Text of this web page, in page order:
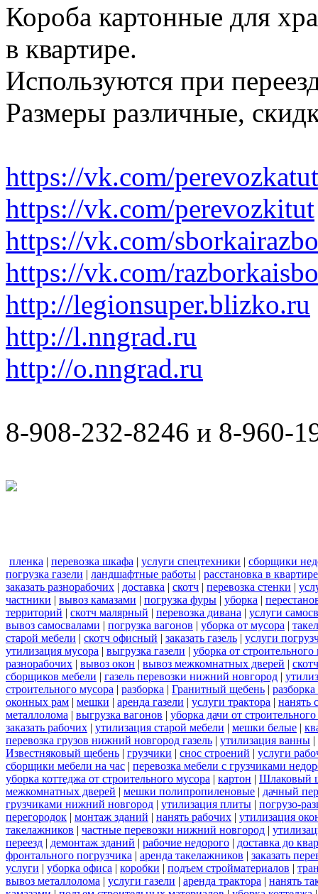
Короба картонные для
в квартире.
Используются при
Размеры различные,
https://vk.com/perevozkatut
https://vk.com/perevozkitut
https://vk.com/
https://vk.com/
http://legionsuper.blizko.ru
http://l.nngrad.ru
http://o.nngrad.ru
8-908-232-8246 и 8-960-
пленка | перевозка шкафа | услуги спецтехники | сборщики
погрузка газели | ландшафтные работы | расстановка в квартире
заказать разнорабочих | доставка | скотч | перевозка стенки |
частники | вывоз камазами | погрузка фуры | уборка |
территорий | скотч малярный | перевозка дивана | услуги
вывоз самосвалами | погрузка вагонов | уборка от мусора |
старой мебели | скотч офисный | заказать газель | услуги
утилизация мусора | выгрузка газели | уборка от строительного
разнорабочих | вывоз окон | вывоз межкомнатных дверей |
сборщиков мебели | газель перевозки нижний новгород |
строительного мусора | разборка | Гранитный щебень |
оконных рам | мешки | аренда газели | услуги трактора | нанять
металлолома | выгрузка вагонов | уборка дачи от
заказать рабочих | утилизация старой мебели | мешки белые |
перевозка грузов нижний новгород газель | утилизация ванны |
Известняковый щебень | грузчики | снос строений | услуги
сборщики мебели на час | перевозка мебели с грузчиками
уборка коттеджа от строительного мусора | картон | Шлаковый
межкомнатных дверей | мешки полипропиленовые | дачный
грузчиками нижний новгород | утилизация плиты | погрузо-
перегородок | монтаж зданий | нанять рабочих | утилизация
такелажников | частные перевозки нижний новгород |
переезд | демонтаж зданий | рабочие недорого | доставка до
фронтального погрузчика | аренда такелажников | заказать
услуги | уборка офиса | коробки | подъем стройматериалов |
вывоз металлолома | услуги газели | аренда трактора | нанять